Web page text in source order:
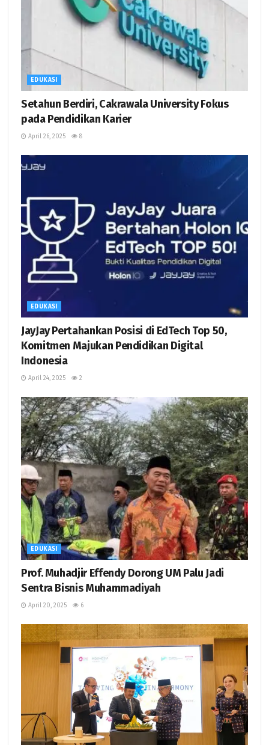
EDUKASI
Setahun Berdiri, Cakrawala University Fokus
pada Pendidikan Karier
April 26, 2025 8
EDUKASI
JayJay Pertahankan Posisi di EdTech Top 50,
Komitmen Majukan Pendidikan Digital
Indonesia
April 24, 2025 2
EDUKASI
Prof. Muhadjir Effendy Dorong UM Palu Jadi
Sentra Bisnis Muhammadiyah
April 20, 2025 6